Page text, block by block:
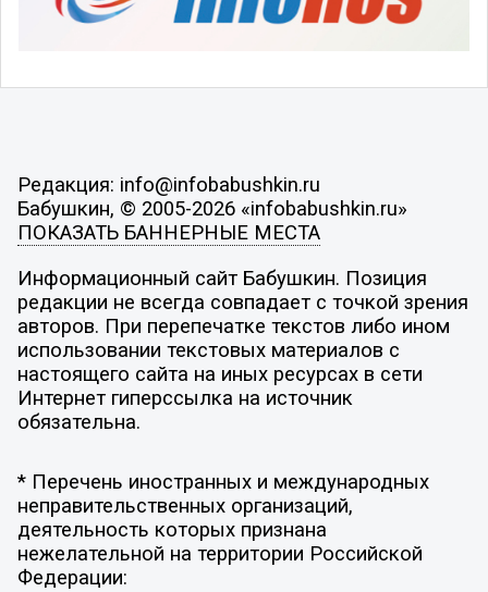
Редакция: info@infobabushkin.ru
Бабушкин, © 2005-2026 «infobabushkin.ru»
ПОКАЗАТЬ БАННЕРНЫЕ МЕСТА
Информационный сайт Бабушкин. Позиция
редакции не всегда совпадает с точкой зрения
авторов. При перепечатке текстов либо ином
использовании текстовых материалов с
настоящего сайта на иных ресурсах в сети
Интернет гиперссылка на источник
обязательна.
* Перечень иностранных и международных
неправительственных организаций,
деятельность которых признана
нежелательной на территории Российской
Федерации: